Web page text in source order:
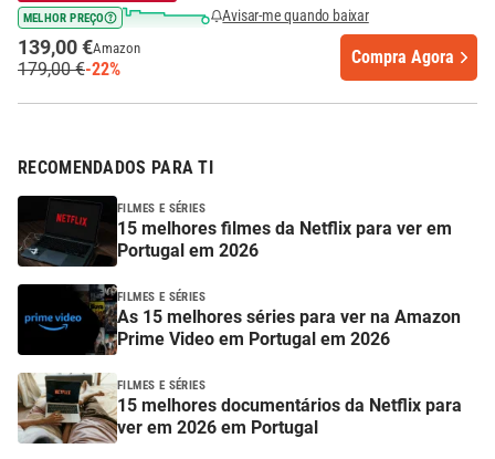
MELHOR PREÇO Avisar-me quando baixar
139,00 €Amazon
179,00 €-22%
Compra Agora
RECOMENDADOS PARA TI
FILMES E SÉRIES
15 melhores filmes da Netflix para ver em
Portugal em 2026
FILMES E SÉRIES
As 15 melhores séries para ver na Amazon
Prime Video em Portugal em 2026
FILMES E SÉRIES
15 melhores documentários da Netflix para
ver em 2026 em Portugal